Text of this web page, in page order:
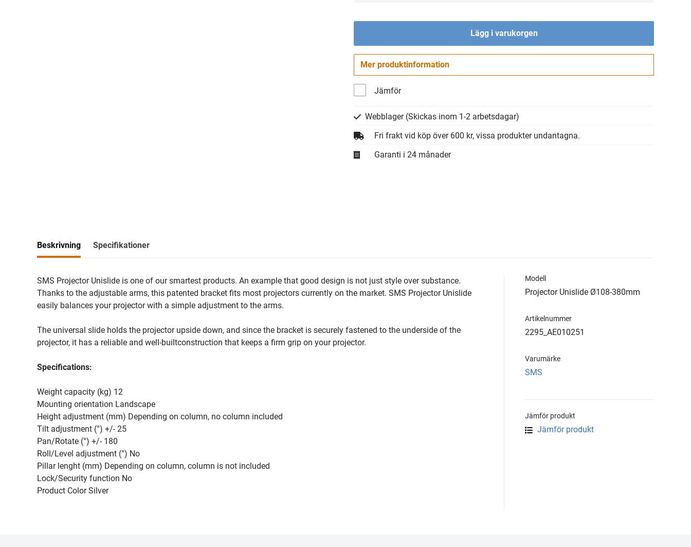
Lägg i varukorgen
Mer produktinformation
Jämför
Webblager (Skickas inom 1-2 arbetsdagar)
Fri frakt vid köp över 600 kr, vissa produkter undantagna.
Garanti i 24 månader
Beskrivning Specifikationer
SMS Projector Unislide is one of our smartest products. An example that good design is not just style over substance.
Thanks to the adjustable arms, this patented bracket fits most projectors currently on the market. SMS Projector Unislide
easily balances your projector with a simple adjustment to the arms.
The universal slide holds the projector upside down, and since the bracket is securely fastened to the underside of the
projector, it has a reliable and well-builtconstruction that keeps a firm grip on your projector.
Specifications:
Weight capacity (kg) 12
Mounting orientation Landscape
Height adjustment (mm) Depending on column, no column included
Tilt adjustment (°) +/- 25
Pan/Rotate (°) +/- 180
Roll/Level adjustment (°) No
Pillar lenght (mm) Depending on column, column is not included
Lock/Security function No
Product Color Silver
Modell
Projector Unislide Ø108-380mm
Artikelnummer
2295_AE010251
Varumärke
SMS
Jämför produkt
Jämför produkt